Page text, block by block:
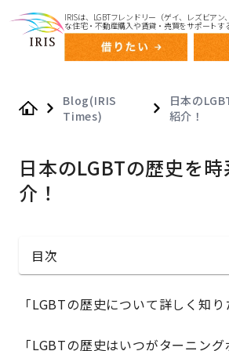
IRISは、LGBTフレンドリー（ゲイ、レズビアン
な住宅・不動産購入や賃貸・売買をサポートす
Blog(IRIS
Times)
日本の
紹介！
日本のLGBTの歴史を
介！
「LGBTの歴史について詳しく知り
「LGBTの歴史はいつがターニン
目次